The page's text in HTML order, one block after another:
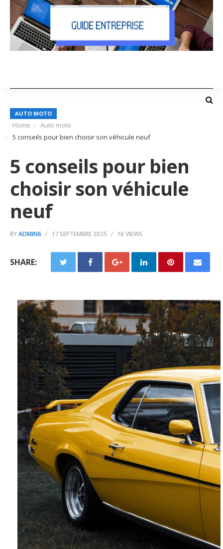
AUTO MOTO
Home
Auto moto
5 conseils pour bien choisir son véhicule neuf
5 conseils pour bien
choisir son véhicule
neuf
BYADMIN6 17 SEPTEMBRE 2025 16 VIEWS
SHARE: